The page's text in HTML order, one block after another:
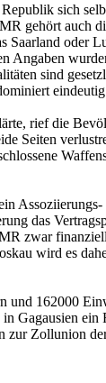
sich
gehört auch
Saarland oder
Angaben
sind
rief die
Seiten
das
zwar
wird es
162000
Gagausien
Zollunion